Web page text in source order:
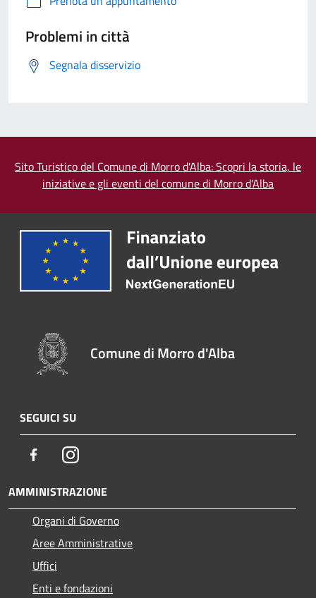
Problemi in città
Segnala disservizio
Sito Turistico del Comune di Morro d'Alba: Scopri la storia, le
iniziative e gli eventi del comune di Morro d'Alba
Comune di Morro d'Alba
SEGUICI SU
FacebookInstagram
AMMINISTRAZIONE
Organi di Governo
Aree Amministrative
Uffici
Enti e fondazioni